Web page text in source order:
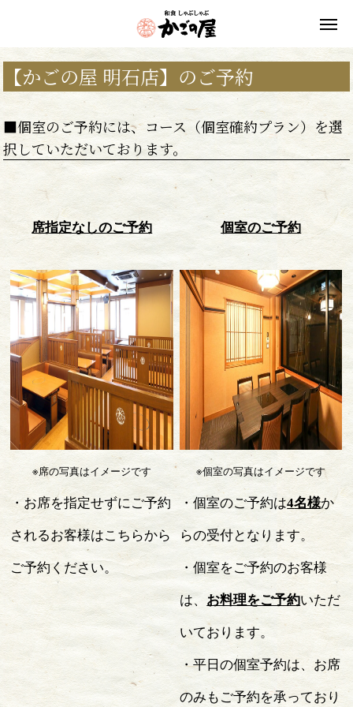
【かごの屋 明石店】のご予約
■個室のご予約には、コース（個室確約プラン）を選
択していただいております。
席指定なしのご予約
※席の写真はイメージです
・お席を指定せずにご予約
されるお客様はこちらから
ご予約ください。
個室のご予約
※個室の写真はイメージです
・個室のご予約は4名様か
らの受付となります。
・個室をご予約のお客様
は、 お料理をご予約いただ
いております。
・平日の個室予約は、お席
のみもご予約を承っており